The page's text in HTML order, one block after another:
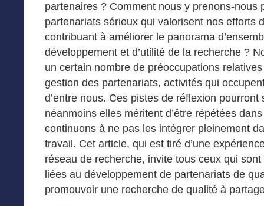
partenaires ? Comment nous y prenons-nous
partenariats sérieux qui valorisent nos efforts
contribuant à améliorer le panorama
développement et d’utilité de la recherche ?
un certain nombre de préoccupations
gestion des partenariats, activités qui
d’entre nous. Ces pistes de réflexion
néanmoins elles méritent d’être répétées
continuons à ne pas les intégrer pleinement
travail. Cet article, qui est tiré d’une
réseau de recherche, invite tous ceux qui
liées au développement de partenariats de
promouvoir une recherche de qualité à